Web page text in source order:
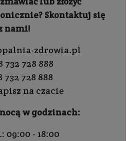
Skontaktuj się
nami!
zdrowia.pl
732 728 888
732 728 888
na czacie
w godzinach:
09:00 - 18:00